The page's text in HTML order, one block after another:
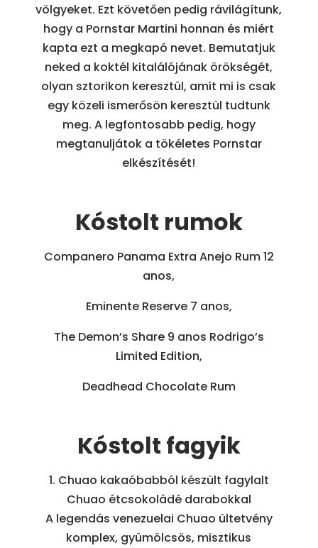
völgyeket. Ezt követően pedig rávilágítunk,
hogy a Pornstar Martini honnan és miért
kapta ezt a megkapó nevet. Bemutatjuk
neked a koktél kitalálójának örökségét,
olyan sztorikon keresztül, amit mi is csak
egy közeli ismerősön keresztül tudtunk
meg. A legfontosabb pedig, hogy
megtanuljátok a tökéletes Pornstar
elkészítését!
Kóstolt rumok
Companero Panama Extra Anejo Rum 12
anos,
Eminente Reserve 7 anos,
The Demon’s Share 9 anos Rodrigo’s
Limited Edition,
Deadhead Chocolate Rum
Kóstolt fagyik
1. Chuao kakaóbabból készült fagylalt
Chuao étcsokoládé darabokkal
A legendás venezuelai Chuao ültetvény
komplex, gyümölcsös, misztikus